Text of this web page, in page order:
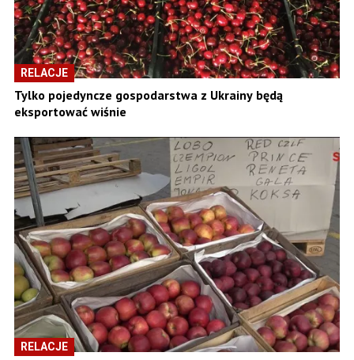
RELACJE
Tylko pojedyncze gospodarstwa z Ukrainy będą
eksportować wiśnie
RELACJE